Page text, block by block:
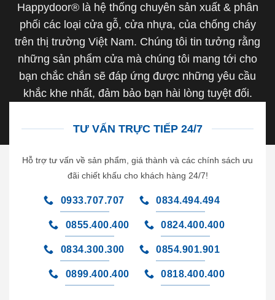
Happydoor® là hệ thống chuyên sản xuất & phân
phối các loại cửa gỗ, cửa nhựa, của chống cháy
trên thị trường Việt Nam. Chúng tôi tin tưởng rằng
những sản phẩm cửa mà chúng tôi mang tới cho
bạn chắc chắn sẽ đáp ứng được những yêu cầu
khắc khe nhất, đảm bảo bạn hài lòng tuyệt đối.
TƯ VẤN TRỰC TIẾP 24/7
Hỗ trợ tư vấn về sản phẩm, giá thành và các chính sách ưu
đãi chiết khấu cho khách hàng 24/7!
0933.707.707 0834.494.494
0855.400.400 0824.400.400
0834.300.300 0854.901.901
0899.400.400 0818.400.400